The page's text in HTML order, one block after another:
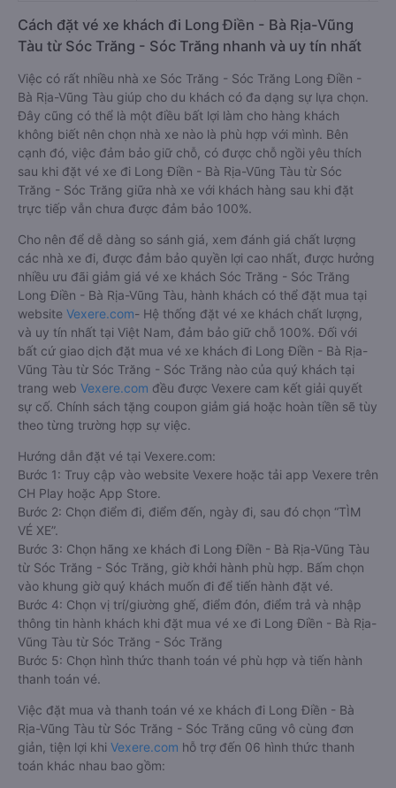
Cách đặt vé xe khách đi Long Điền - Bà Rịa-Vũng
Tàu từ Sóc Trăng - Sóc Trăng nhanh và uy tín nhất
Việc có rất nhiều nhà xe Sóc Trăng - Sóc Trăng Long Điền -
Bà Rịa-Vũng Tàu giúp cho du khách có đa dạng sự lựa chọn.
Đây cũng có thể là một điều bất lợi làm cho hàng khách
không biết nên chọn nhà xe nào là phù hợp với mình. Bên
cạnh đó, việc đảm bảo giữ chỗ, có được chỗ ngồi yêu thích
sau khi đặt vé xe đi Long Điền - Bà Rịa-Vũng Tàu từ Sóc
Trăng - Sóc Trăng giữa nhà xe với khách hàng sau khi đặt
trực tiếp vẫn chưa được đảm bảo 100%.
Cho nên để dễ dàng so sánh giá, xem đánh giá chất lượng
các nhà xe đi, được đảm bảo quyền lợi cao nhất, được hưởng
nhiều ưu đãi giảm giá vé xe khách Sóc Trăng - Sóc Trăng
Long Điền - Bà Rịa-Vũng Tàu, hành khách có thể đặt mua tại
website Vexere.com- Hệ thống đặt vé xe khách chất lượng,
và uy tín nhất tại Việt Nam, đảm bảo giữ chỗ 100%. Đối với
bất cứ giao dịch đặt mua vé xe khách đi Long Điền - Bà Rịa-
Vũng Tàu từ Sóc Trăng - Sóc Trăng nào của quý khách tại
trang web Vexere.com đều được Vexere cam kết giải quyết
sự cố. Chính sách tặng coupon giảm giá hoặc hoàn tiền sẽ tùy
theo từng trường hợp sự việc.
Hướng dẫn đặt vé tại Vexere.com:
Bước 1: Truy cập vào website Vexere hoặc tải app Vexere trên
CH Play hoặc App Store.
Bước 2: Chọn điểm đi, điểm đến, ngày đi, sau đó chọn “TÌM
VÉ XE”.
Bước 3: Chọn hãng xe khách đi Long Điền - Bà Rịa-Vũng Tàu
từ Sóc Trăng - Sóc Trăng, giờ khởi hành phù hợp. Bấm chọn
vào khung giờ quý khách muốn đi để tiến hành đặt vé.
Bước 4: Chọn vị trí/giường ghế, điểm đón, điểm trả và nhập
thông tin hành khách khi đặt mua vé xe đi Long Điền - Bà Rịa-
Vũng Tàu từ Sóc Trăng - Sóc Trăng
Bước 5: Chọn hình thức thanh toán vé phù hợp và tiến hành
thanh toán vé.
Việc đặt mua và thanh toán vé xe khách đi Long Điền - Bà
Rịa-Vũng Tàu từ Sóc Trăng - Sóc Trăng cũng vô cùng đơn
giản, tiện lợi khi Vexere.com hỗ trợ đến 06 hình thức thanh
toán khác nhau bao gồm: